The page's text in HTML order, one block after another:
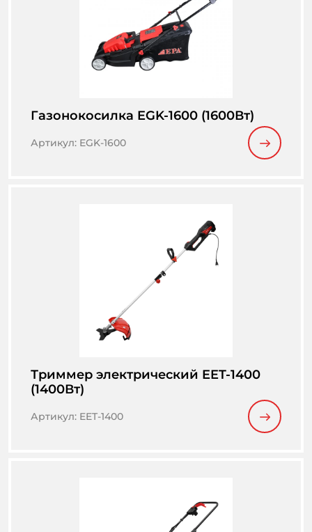
Газонокосилка EGK-1600 (1600Вт)
Артикул: EGK-1600
Триммер электрический EET-1400
(1400Вт)
Артикул: EET-1400